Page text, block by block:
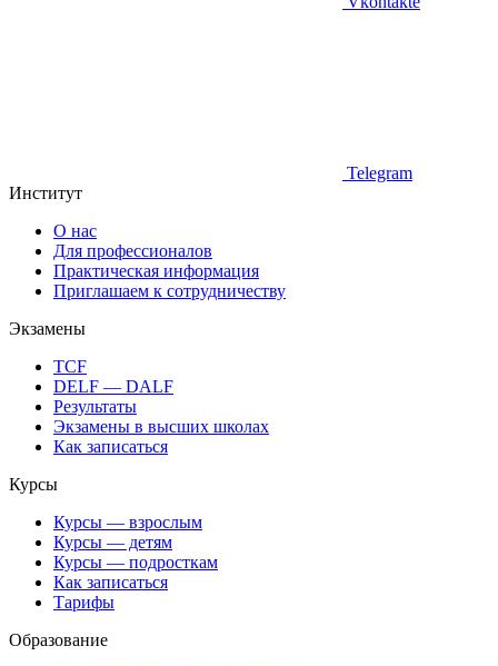
Telegram
Институт
О нас
Для профессионалов
Практическая информация
Приглашаем к сотрудничеству
Экзамены
TCF
DELF — DALF
Результаты
Экзамены в высших школах
Как записаться
Курсы
Курсы — взрослым
Курсы — детям
Курсы — подросткам
Как записаться
Тарифы
Образование